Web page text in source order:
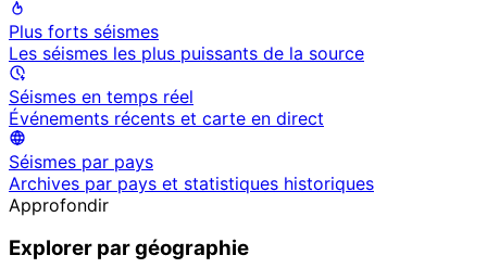
Plus forts séismes
Les séismes les plus puissants de la source
Séismes en temps réel
Événements récents et carte en direct
Séismes par pays
Archives par pays et statistiques historiques
Approfondir
Explorer par géographie